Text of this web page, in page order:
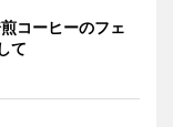
コーヒーのフェ
て